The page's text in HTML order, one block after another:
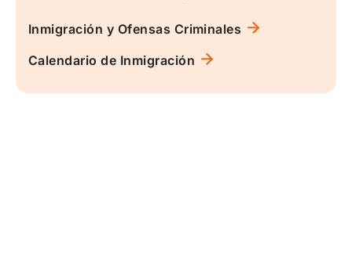
Inmigración y Ofensas Criminales
Calendario de Inmigración